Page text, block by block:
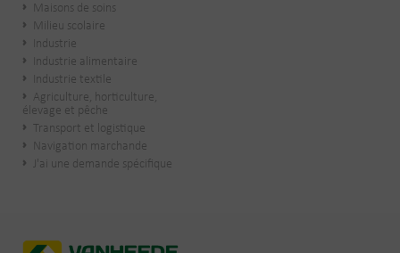
Maisons de soins
Milieu scolaire
Industrie
Industrie alimentaire
Industrie textile
Agriculture, horticulture,
élevage et pêche
Transport et logistique
Navigation marchande
J'ai une demande spécifique